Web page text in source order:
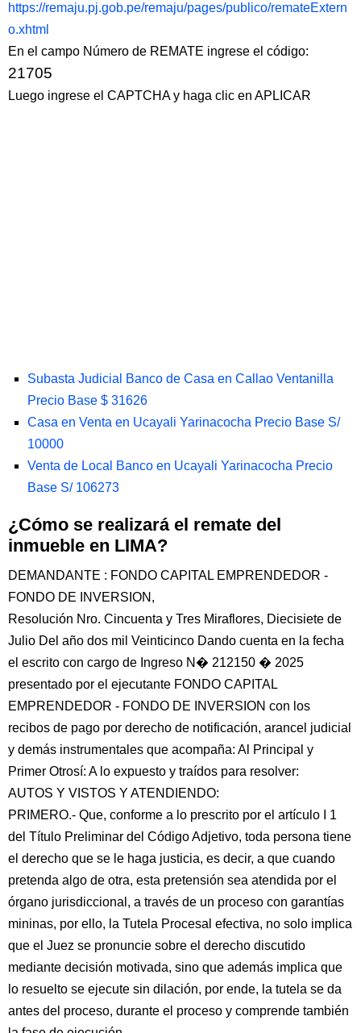
https://remaju.pj.gob.pe/remaju/pages/publico/remateExtern
o.xhtml
En el campo Número de REMATE ingrese el código:
21705
Luego ingrese el CAPTCHA y haga clic en APLICAR
Subasta Judicial Banco de Casa en Callao Ventanilla
Precio Base $ 31626
Casa en Venta en Ucayali Yarinacocha Precio Base S/
10000
Venta de Local Banco en Ucayali Yarinacocha Precio
Base S/ 106273
¿Cómo se realizará el remate del
inmueble en LIMA?
DEMANDANTE : FONDO CAPITAL EMPRENDEDOR -
FONDO DE INVERSION,
Resolución Nro. Cincuenta y Tres Miraflores, Diecisiete de
Julio Del año dos mil Veinticinco Dando cuenta en la fecha
el escrito con cargo de Ingreso N� 212150 � 2025
presentado por el ejecutante FONDO CAPITAL
EMPRENDEDOR - FONDO DE INVERSION con los
recibos de pago por derecho de notificación, arancel judicial
y demás instrumentales que acompaña: Al Principal y
Primer Otrosí: A lo expuesto y traídos para resolver:
AUTOS Y VISTOS Y ATENDIENDO:
PRIMERO.- Que, conforme a lo prescrito por el artículo I 1
del Título Preliminar del Código Adjetivo, toda persona tiene
el derecho que se le haga justicia, es decir, a que cuando
pretenda algo de otra, esta pretensión sea atendida por el
órgano jurisdiccional, a través de un proceso con garantías
mininas, por ello, la Tutela Procesal efectiva, no solo implica
que el Juez se pronuncie sobre el derecho discutido
mediante decisión motivada, sino que además implica que
lo resuelto se ejecute sin dilación, por ende, la tutela se da
antes del proceso, durante el proceso y comprende también